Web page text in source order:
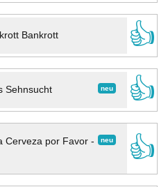
Bankrott
👍
neu
Sehnsucht
👍
neu
Cerveza por Favor -
👍